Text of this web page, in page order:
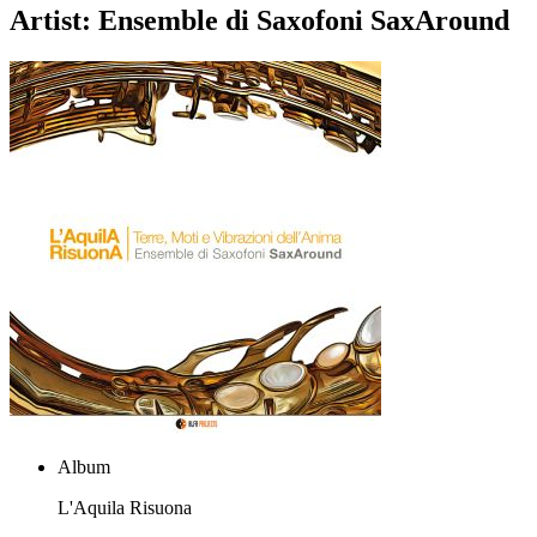
Artist: Ensemble di Saxofoni SaxAround
Album
L'Aquila Risuona